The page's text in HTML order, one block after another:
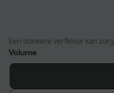
Een donkere verfkleur kan
Volume